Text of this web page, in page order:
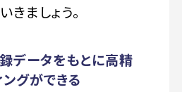
きましょう。
データをもとに高精
グができる